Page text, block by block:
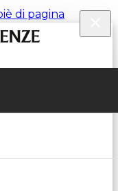
di pagina